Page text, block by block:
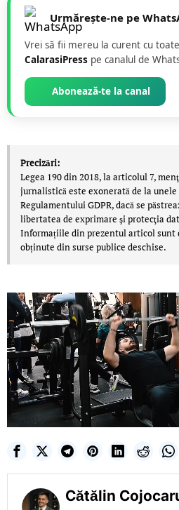
Urmărește-ne pe
Vrei să fii mereu la curent cu
CalarasiPress pe canalul de
Abonează-te la canal
Precizări:
Legea 190 din 2018, la articolul 7,
jurnalistică este exonerată de la
Regulamentului GDPR, dacă se
libertatea de exprimare şi protecţia
Informațiile din prezentul articol sunt
obținute din surse publice deschise.
Cătălin